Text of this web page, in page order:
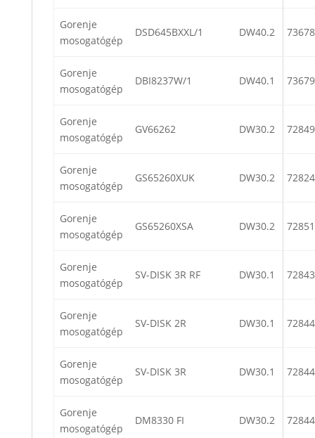
Gorenje
mosogatógép
DSD645BXXL/1 DW40.2
Gorenje
mosogatógép
DBI8237W/1 DW40.1
Gorenje
mosogatógép
GV66262 DW30.2
Gorenje
mosogatógép
GS65260XUK DW30.2
Gorenje
mosogatógép
GS65260XSA DW30.2
Gorenje
mosogatógép
SV-DISK 3R RF DW30.1
Gorenje
mosogatógép
SV-DISK 2R DW30.1
Gorenje
mosogatógép
SV-DISK 3R DW30.1
Gorenje
mosogatógép
DM8330 FI DW30.2